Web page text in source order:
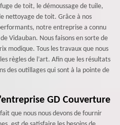
de toit, le démoussage de tuile,
nettoyage de toit. Grâce à nos
notre entreprise a connu
Vidauban. Nous faisons en sorte de
modique. Tous les travaux que nous
règles de l’art. Afin que les résultats
des outillages qui sont à la pointe de
GD Couverture
que nous nous devons de fournir